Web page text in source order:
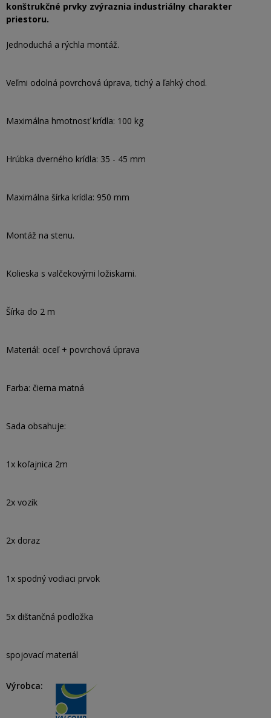
konštrukčné prvky zvýraznia industriálny charakter
priestoru.
Jednoduchá a rýchla montáž.
Veľmi odolná povrchová úprava, tichý a ľahký chod.
Maximálna hmotnosť krídla: 100 kg
Hrúbka dverného krídla: 35 - 45 mm
Maximálna šírka krídla: 950 mm
Montáž na stenu.
Kolieska s valčekovými ložiskami.
Šírka do 2 m
Materiál: oceľ + povrchová úprava
Farba: čierna matná
Sada obsahuje:
1x koľajnica 2m
2x vozík
2x doraz
1x spodný vodiaci prvok
5x dištančná podložka
spojovací materiál
Výrobca